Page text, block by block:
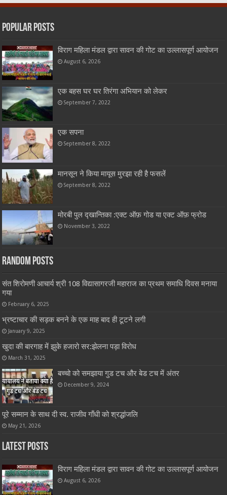
Popular Posts
विराग महिला मंडल द्वारा सावन की गोट का उल्लासपूर्ण आयोजन
August 6, 2026
एक बहस घर घर तिरंगा अभियान को लेकर
September 7, 2022
एक सपना
September 8, 2022
मानसून ने किया मायूस मुरझा रही है फसलें
September 8, 2022
मोरबी पुल द्खान्तिका :एक्ट ऑफ़ गोड या एक्ट ऑफ़ फ्रोड
November 3, 2022
Random Posts
संत शिरोमणी आचार्य श्री 108 विद्यासागरजी महाराज का
भ्रष्टाचार की सड़क बनने के एक माह बाद ही टूटने लगी
March 31, 2025
December 9, 2024
May 21, 2026